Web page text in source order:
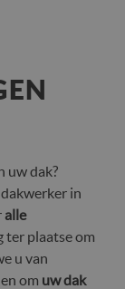
uw dak?
in
alle
ter plaatse om
u van
om uw dak